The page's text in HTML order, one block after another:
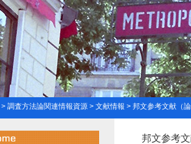
> 調査方法論関連情報資源 > 文献情報 > 邦文参考文献（
邦文参考